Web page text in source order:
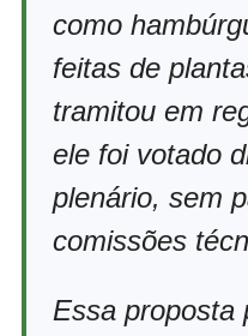
como
feitas de
tramitou em
ele foi votado
plenário, sem
comissões
Essa proposta